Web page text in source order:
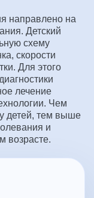
направлено на
Детский
схему
скорости
Для этого
лечение
Чем
детей, тем выше
и
возрасте.